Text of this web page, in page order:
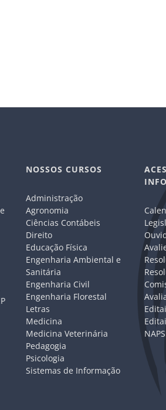
NOSSOS CURSOS
Administração
Agronomia
Ciências Contábeis
Direito
Educação Física
Engenharia Ambiental e
Sanitária
Engenharia Civil
Engenharia Florestal
Letras
Medicina
Medicina Veterinária
Pedagogia
Psicologia
Sistemas de Informação